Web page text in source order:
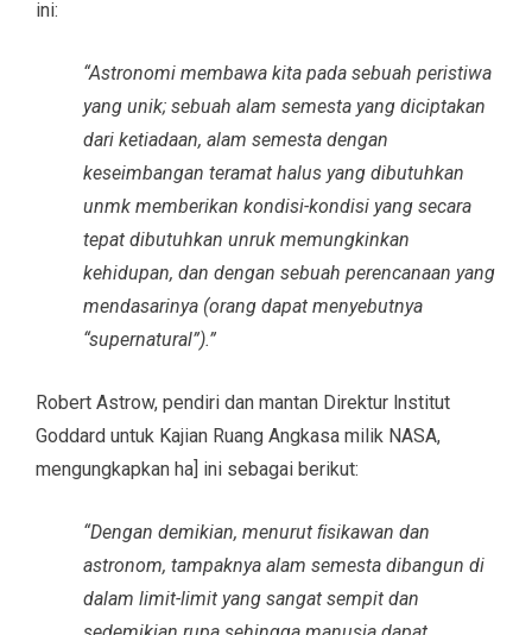
ini:
“Astronomi membawa kita pada sebuah peristiwa
yang unik; sebuah alam semesta yang diciptakan
dari ketiadaan, alam semesta dengan
keseimbangan teramat halus yang dibutuhkan
unmk memberikan kondisi-kondisi yang secara
tepat dibutuhkan unruk memungkinkan
kehidupan, dan dengan sebuah perencanaan yang
mendasarinya (orang dapat menyebutnya
“supernatural”).”
Robert Astrow, pendiri dan mantan Direktur lnstitut
Goddard untuk Kajian Ruang Angkasa milik NASA,
mengungkapkan ha] ini sebagai berikut:
“Dengan demikian, menurut ﬁsikawan dan
astronom, tampaknya alam semesta dibangun di
dalam limit-limit yang sangat sempit dan